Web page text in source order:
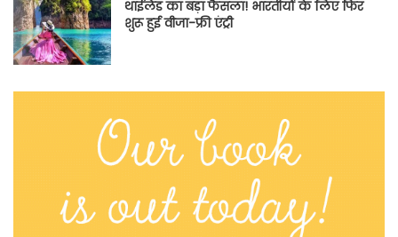
थाईलैंड का बड़ा फैसला! भारतीयों के लिए फिर
शुरू हुई वीजा-फ्री एंट्री